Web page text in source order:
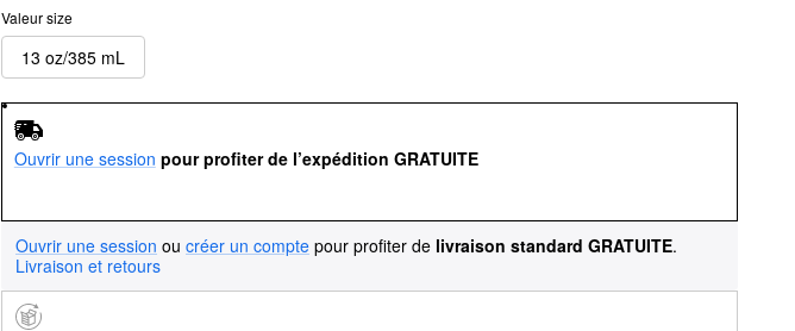
Valeur size
13 oz/385 mL
Ouvrir une session pour profiter de l’expédition GRATUITE
Ouvrir une session ou créer un compte pour profiter de livraison standard GRATUITE.
Livraison et retours